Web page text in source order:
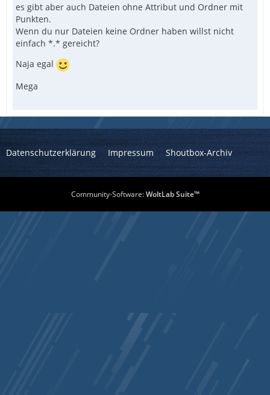
es gibt aber auch Dateien ohne Attribut und Ordner mit
Punkten.
Wenn du nur Dateien keine Ordner haben willst nicht
einfach *.* gereicht?
Naja egal
Mega
Datenschutzerklärung Impressum Shoutbox-Archiv
Community-Software:WoltLab Suite™